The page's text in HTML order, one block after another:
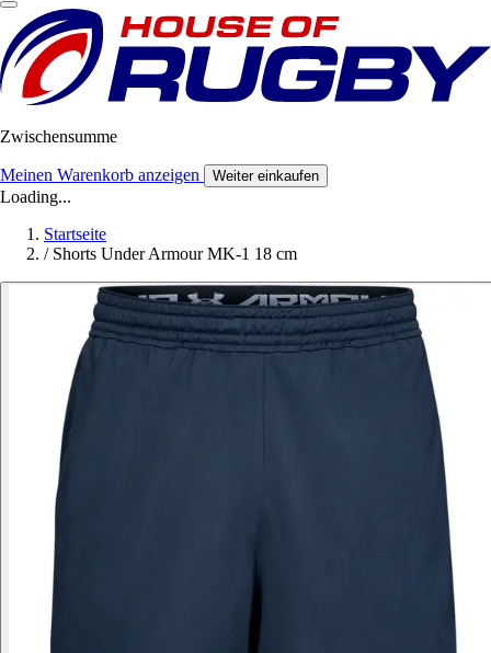
Zwischensumme
Meinen Warenkorb anzeigen Weiter einkaufen
Loading...
Startseite
/ Shorts Under Armour MK-1 18 cm